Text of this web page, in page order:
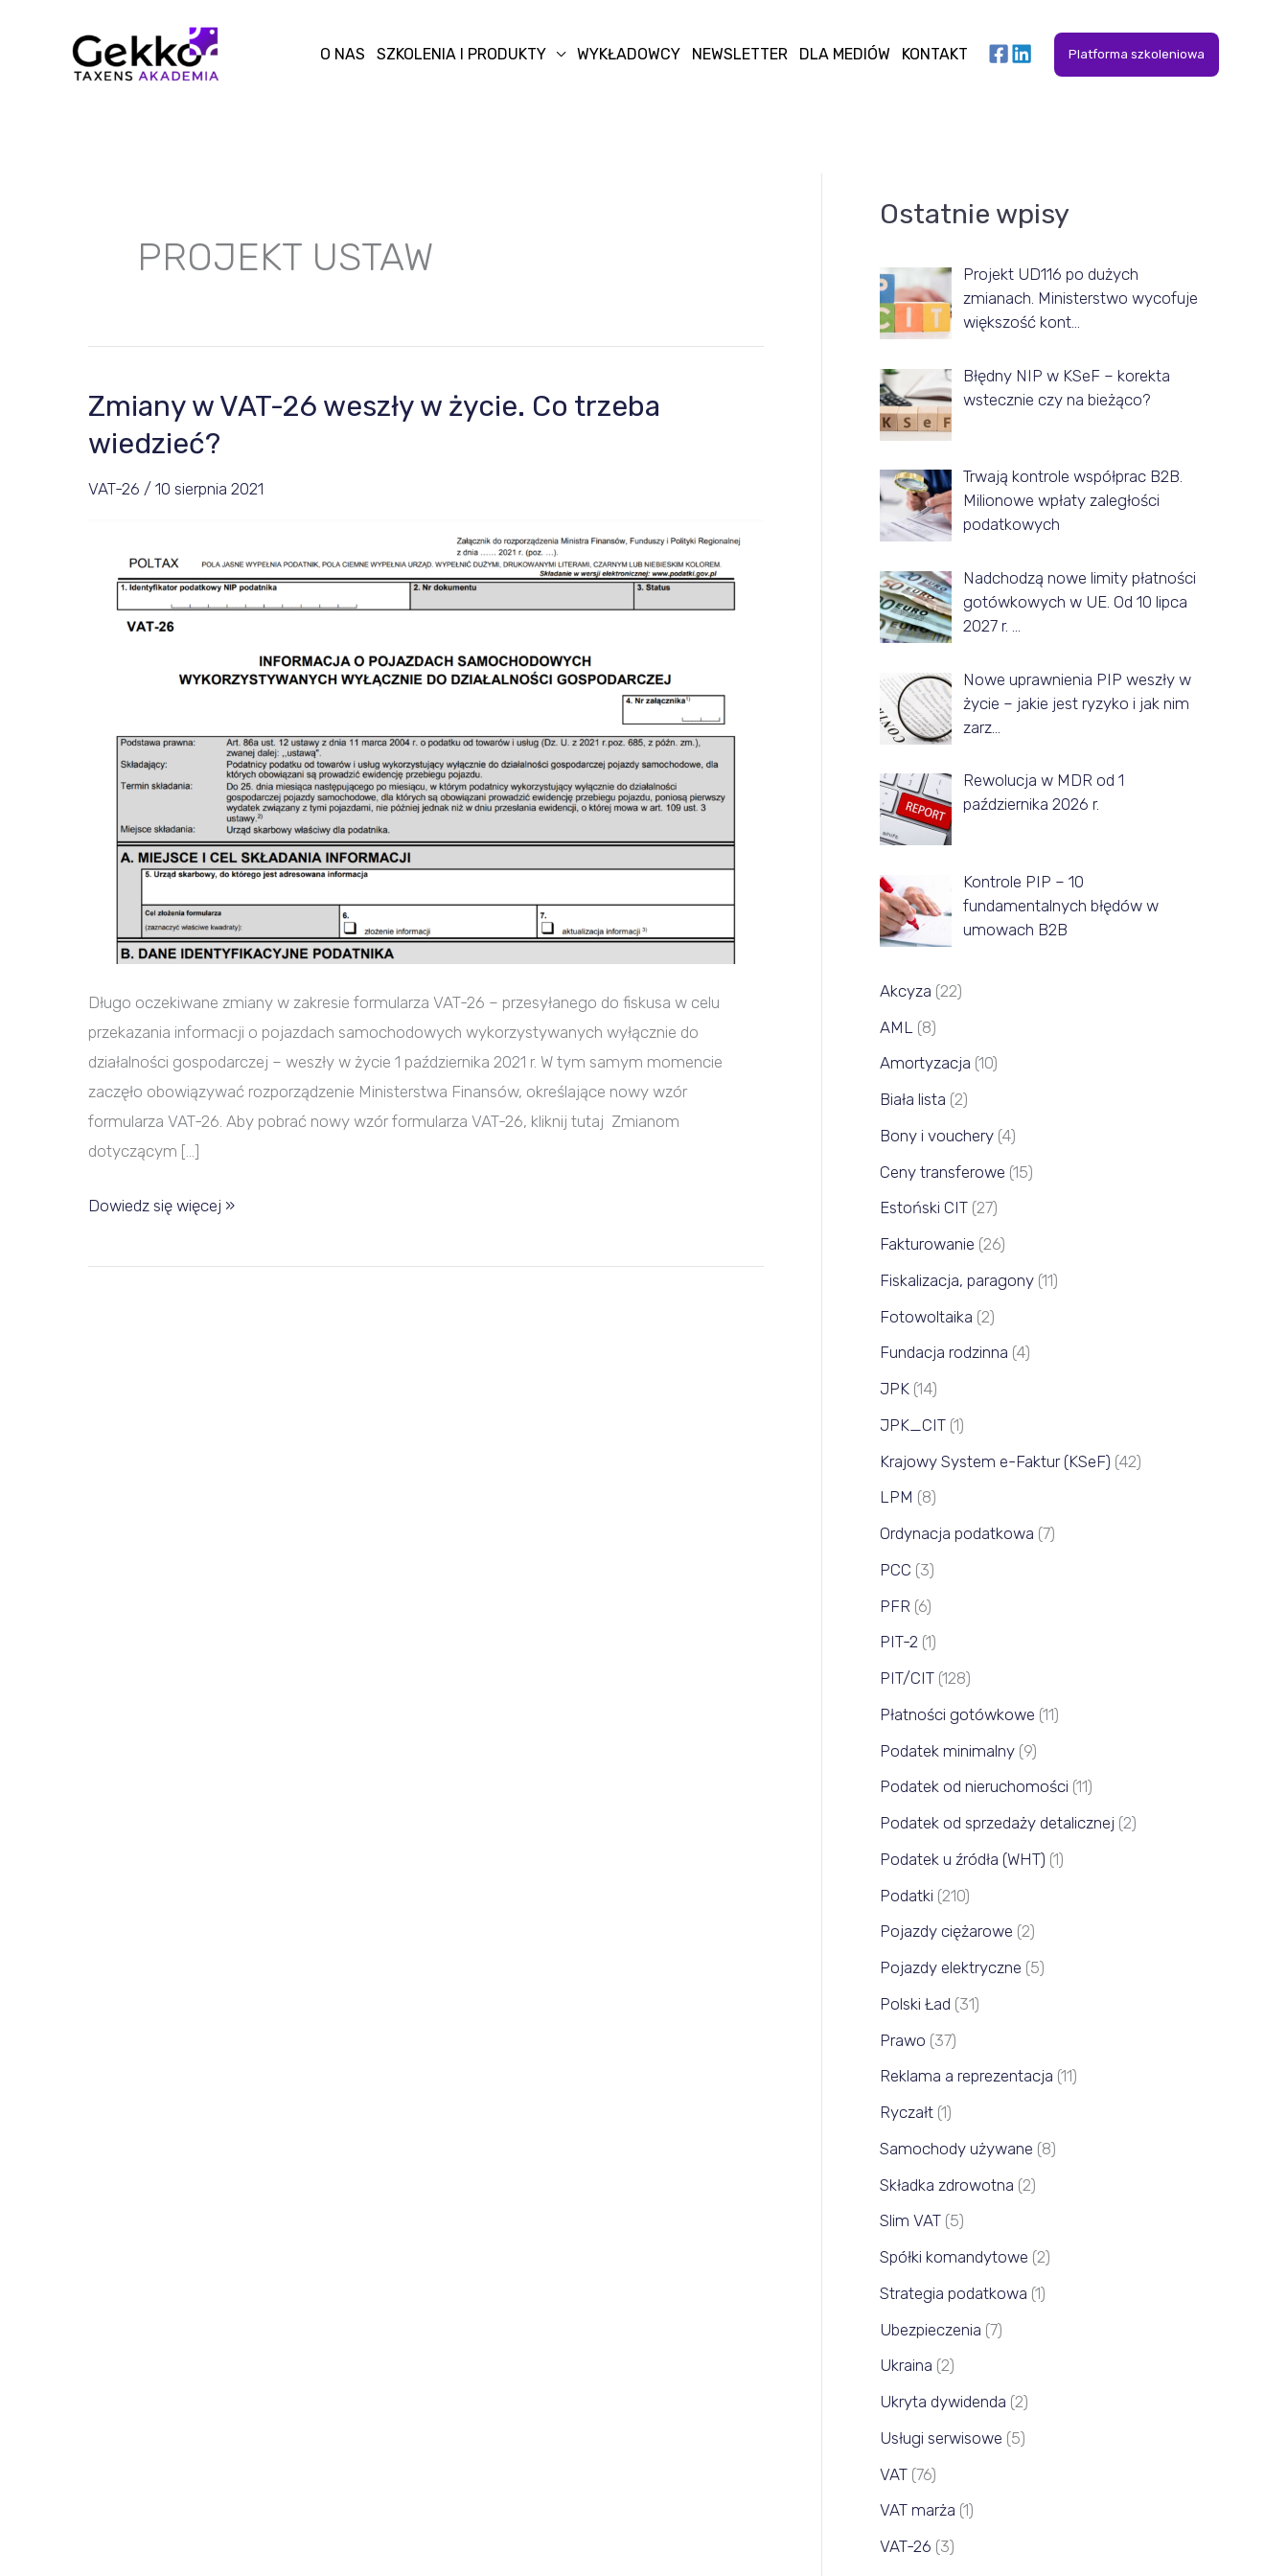
O NAS SZKOLENIA I PRODUKTY WYKŁADOWCY NEWSLETTER DLA MEDIÓW KONTAKT Platforma szkoleniowa
PROJEKT USTAW
Zmiany w VAT-26 weszły w życie. Co trzeba
wiedzieć?
VAT-26 / 10 sierpnia 2021
Długo oczekiwane zmiany w zakresie formularza VAT-26 – przesyłanego do fiskusa w celu
przekazania informacji o pojazdach samochodowych wykorzystywanych wyłącznie do
działalności gospodarczej – weszły w życie 1 października 2021 r. W tym samym momencie
zaczęło obowiązywać rozporządzenie Ministerstwa Finansów, określające nowy wzór
formularza VAT-26. Aby pobrać nowy wzór formularza VAT-26, kliknij tutaj Zmianom
dotyczącym […]
Zmiany
26
życie.
Dowiedz się więcej »
Ostatnie wpisy
Projekt UD116 po dużych
zmianach. Ministerstwo wycofuje
większość kont…
Błędny NIP w KSeF – korekta
wstecznie czy na bieżąco?
Trwają kontrole współprac B2B.
Milionowe wpłaty zaległości
podatkowych
Nadchodzą nowe limity płatności
gotówkowych w UE. Od 10 lipca
2027 r. …
Nowe uprawnienia PIP weszły w
życie – jakie jest ryzyko i jak nim
zarz…
Rewolucja w MDR od 1
października 2026 r.
Kontrole PIP – 10
fundamentalnych błędów w
umowach B2B
Akcyza (22)
AML (8)
Amortyzacja (10)
Biała lista (2)
Bony i vouchery(4)
Ceny transferowe (15)
Estoński CIT(27)
Fakturowanie (26)
Fiskalizacja, paragony(11)
Fotowoltaika (2)
Fundacja rodzinna (4)
JPK(14)
JPK_CIT(1)
Krajowy System e-Faktur (KSeF) (42)
LPM (8)
Ordynacja podatkowa (7)
PCC (3)
PFR (6)
PIT-2(1)
PIT/CIT(128)
Płatności gotówkowe (11)
Podatek minimalny(9)
Podatek od nieruchomości (11)
Podatek od sprzedaży detalicznej (2)
Podatek u źródła (WHT) (1)
Podatki (210)
Pojazdy ciężarowe (2)
Pojazdy elektryczne (5)
Polski Ład (31)
Prawo (37)
Reklama a reprezentacja (11)
Ryczałt(1)
Samochody używane (8)
Składka zdrowotna (2)
Slim VAT(5)
Spółki komandytowe (2)
Strategia podatkowa (1)
Ubezpieczenia (7)
Ukraina (2)
Ukryta dywidenda (2)
Usługi serwisowe (5)
VAT(76)
VAT marża (1)
VAT-26 (3)
r
y
k
ł
y
d
n
e
g
o
m
i
s
i
ą
c
a